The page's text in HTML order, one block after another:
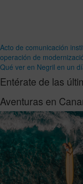
Acto de comunicación
operación de
Qué ver en Negril en un
Entérate de las
Aventuras en